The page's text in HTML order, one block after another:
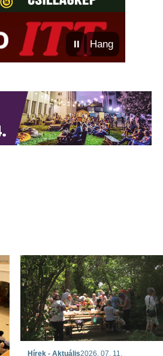
⏸ Hang
Hírek - Aktuális2026. 07. 11.